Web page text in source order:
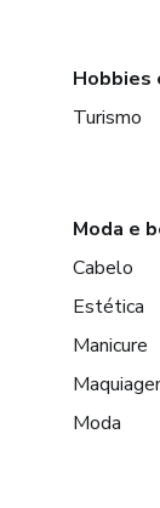
Hobbies
Turismo
Moda e
Cabelo
Estética
Manicure
Moda